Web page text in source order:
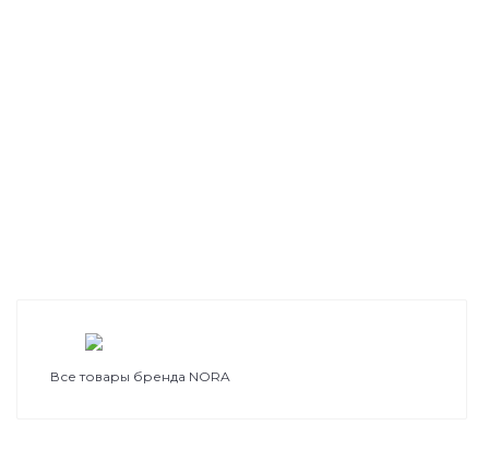
Все товары бренда NORA